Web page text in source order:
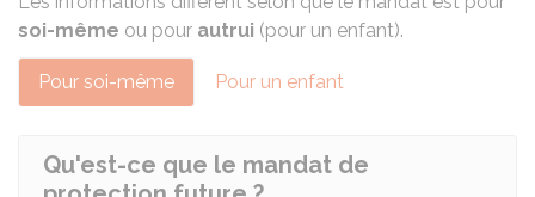
soi-même ou pour autrui (pour un enfant).
Pour soi-même Pour un enfant
Qu'est-ce que le mandat de